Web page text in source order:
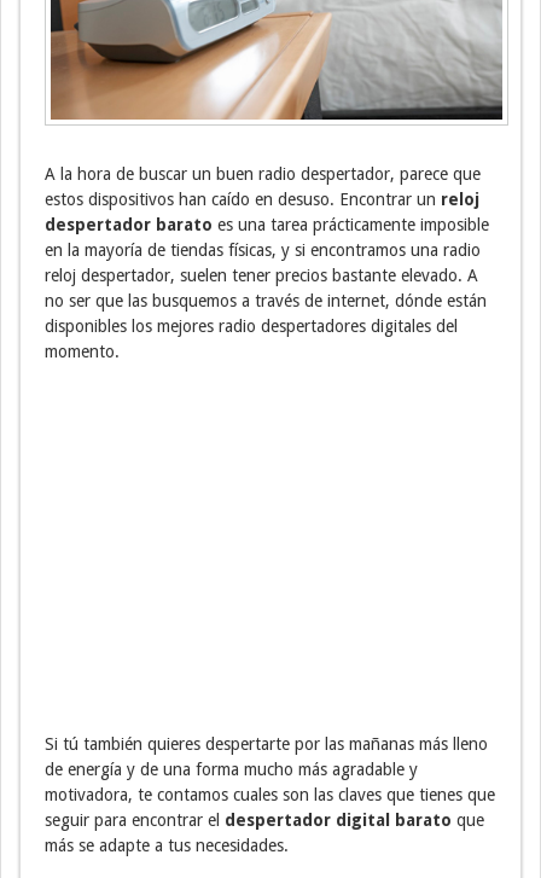
A la hora de buscar un buen radio despertador, parece que
estos dispositivos han caído en desuso. Encontrar un reloj
despertador barato es una tarea prácticamente imposible
en la mayoría de tiendas físicas, y si encontramos una radio
reloj despertador, suelen tener precios bastante elevado. A
no ser que las busquemos a través de internet, dónde están
disponibles los mejores radio despertadores digitales del
momento.
Si tú también quieres despertarte por las mañanas más lleno
de energía y de una forma mucho más agradable y
motivadora, te contamos cuales son las claves que tienes que
seguir para encontrar el despertador digital barato que
más se adapte a tus necesidades.